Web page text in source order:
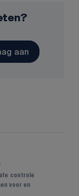
aan
controle
voor en